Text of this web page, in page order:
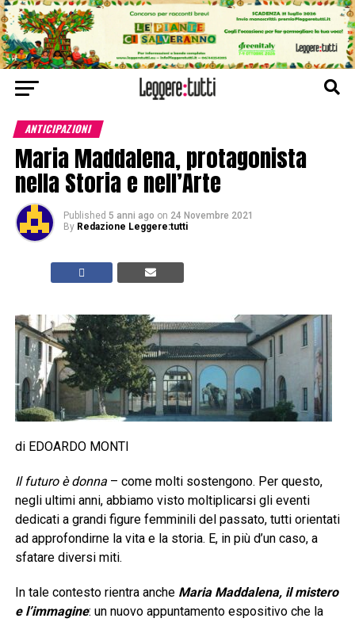
ANTICIPAZIONI
Maria Maddalena, protagonista
nella Storia e nell’Arte
Published 5 anni ago on 24 Novembre 2021
By Redazione Leggere:tutti
di EDOARDO MONTI
Il futuro è donna– come molti sostengono. Per questo,
negli ultimi anni, abbiamo visto moltiplicarsi gli eventi
dedicati a grandi figure femminili del passato, tutti orientati
ad approfondirne la vita e la storia. E, in più d’un caso, a
sfatare diversi miti.
In tale contesto rientra anche Maria Maddalena, il mistero
e l’immagine: un nuovo appuntamento espositivo che la